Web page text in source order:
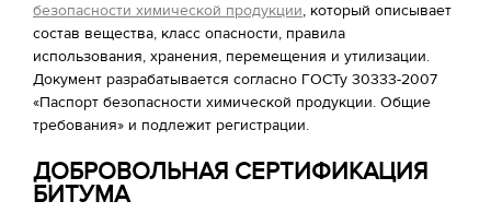
безопасности химической продукции, который описывает
состав вещества, класс опасности, правила
использования, хранения, перемещения и утилизации.
Документ разрабатывается согласно ГОСТу 30333-2007
«Паспорт безопасности химической продукции. Общие
требования» и подлежит регистрации.
ДОБРОВОЛЬНАЯ СЕРТИФИКАЦИЯ
БИТУМА